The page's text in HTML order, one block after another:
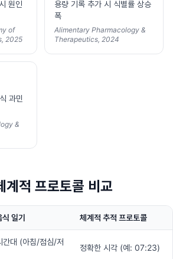
원인
of
2025
용량 기록 추가 시 식별률 상승
폭
Alimentary Pharmacology &
Therapeutics, 2024
과민
&
적 프로토콜 비교
식 일기 체계적 추적 프로토콜
간대 (아침/점심/저
정확한 시각 (예: 07:23)